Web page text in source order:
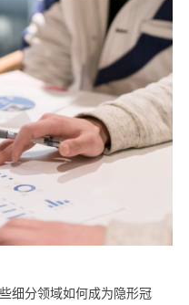
细分领域如何成为隐形冠